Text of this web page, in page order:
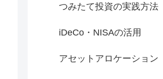
つみたて投資の実践方法
iDeCo・NISAの活用
アセットアロケーション